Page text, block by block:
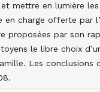
mettre en lumière les
charge offerte par
proposées par son
le libre choix
Les conclusions